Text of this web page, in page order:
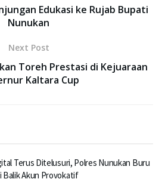
Edukasi ke Rujab Bupati
Nunukan
Next Post
Toreh Prestasi di Kejuaraan
Kaltara Cup
Terus Ditelusuri, Polres Nunukan Buru
Balik Akun Provokatif